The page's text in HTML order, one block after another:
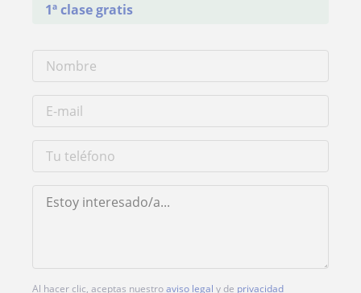
1ª clase gratis
Al hacer clic, aceptas nuestroaviso legal y de privacidad